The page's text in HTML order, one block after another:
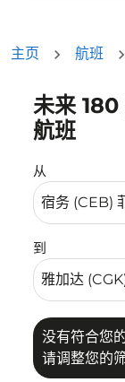
主页 航班
未来 180
航班
从
到
没有符合您
请调整您的
没有符合您的